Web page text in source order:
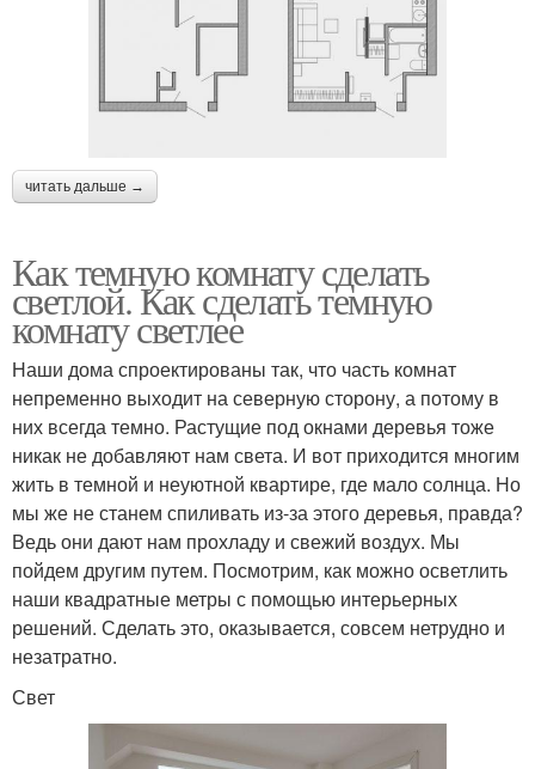
читать дальше →
Как темную комнату сделать
светлой. Как сделать темную
комнату светлее
Наши дома спроектированы так, что часть комнат
непременно выходит на северную сторону, а потому в
них всегда темно. Растущие под окнами деревья тоже
никак не добавляют нам света. И вот приходится многим
жить в темной и неуютной квартире, где мало солнца. Но
мы же не станем спиливать из-за этого деревья, правда?
Ведь они дают нам прохладу и свежий воздух. Мы
пойдем другим путем. Посмотрим, как можно осветлить
наши квадратные метры с помощью интерьерных
решений. Сделать это, оказывается, совсем нетрудно и
незатратно.
Свет